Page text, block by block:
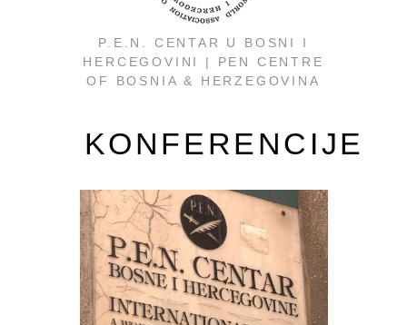
P.E.N. CENTAR U BOSNI I
HERCEGOVINI | PEN CENTRE
OF BOSNIA & HERZEGOVINA
KONFERENCIJE